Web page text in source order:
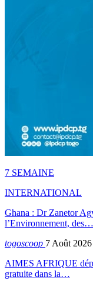
7 SEMAINE
INTERNATIONAL
Ghana : Dr Zanetor
l’Environnement, des…
togoscoop 7 Août 2026
AIMES AFRIQUE
gratuite dans la…